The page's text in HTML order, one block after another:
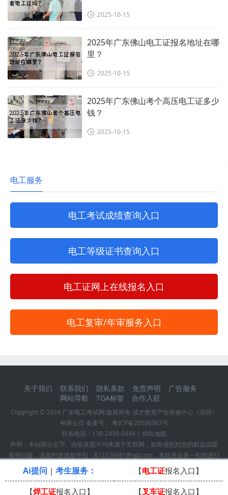
2025-10-15
2025年广东佛山电工证报名地址在哪
里？
2025-10-15
2025年广东佛山考个高压电工证多少
钱？
2025-10-15
电工服务
电工考试成绩查询入口
电工等级证书查询入口
电工证网上在线报名入口
电工复审/年审服务入口
关于我们 联系我们 隐私条款 免责声明
广告服务
网站导航
TGA标签 合作入驻
Copyright © 2024 广东电工考试网 版权所有 成才教育产业研修中心（深圳）
有限公司 备案号： 粤ICP备20036367号
联系电话： 138-2430-0449 | XML地图
声明：本站部分文字、内容及图片均来源于互联网，如有侵犯到您的权益或版
权等问题，请及时发送邮件到：812379481@qq.com，本站将会第一时间进行
确认并作删除处理！
Ai提问 | 考生服务： 【电工证报名入口】
【焊工证报名入口】 【叉车证报名入口】